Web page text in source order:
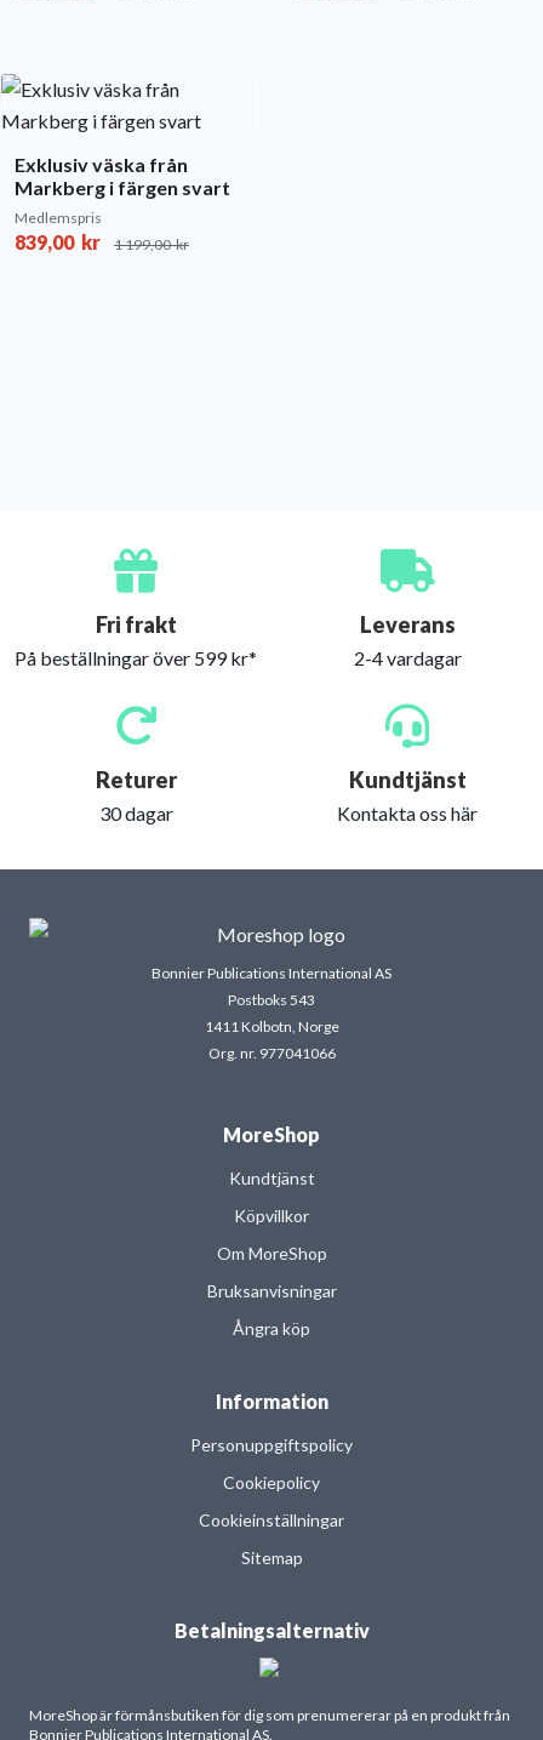
Exklusiv väska från
Markberg i färgen svart
Medlemspris
839,00 kr 1 199,00kr
Fri frakt
På beställningar över 599 kr*
Leverans
2-4 vardagar
Returer
30 dagar
Kundtjänst
Kontakta oss här
Bonnier Publications International AS
Postboks 543
1411 Kolbotn, Norge
Org. nr. 977041066
MoreShop
Kundtjänst
Köpvillkor
Om MoreShop
Bruksanvisningar
Ångra köp
Information
Personuppgiftspolicy
Cookiepolicy
Cookieinställningar
Sitemap
Betalningsalternativ
MoreShop är förmånsbutiken för dig som prenumererar på en produkt från
Bonnier Publications International AS.